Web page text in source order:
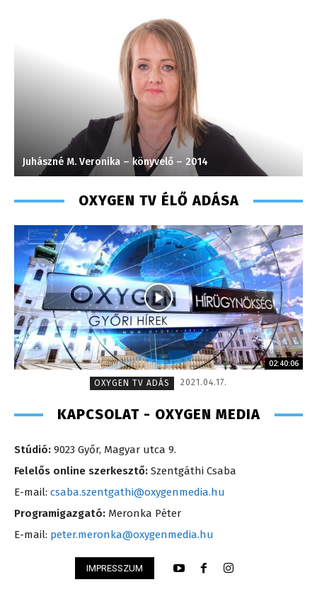
Juhászné M. Veronika – könyvelő – 2014
OXYGEN TV ÉLŐ ADÁSA
02:40:06
OXYGEN TV ADÁS
2021.04.17.
KAPCSOLAT - OXYGEN MEDIA
Stúdió: 9023 Győr, Magyar utca 9.
Felelős online szerkesztő: Szentgáthi Csaba
E-mail: csaba.szentgathi@oxygenmedia.hu
Programigazgató: Meronka Péter
E-mail: peter.meronka@oxygenmedia.hu
IMPRESSZUM